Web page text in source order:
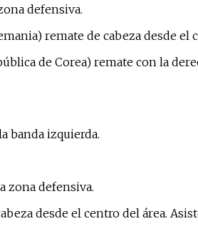
defensiva.
remate de cabeza desde el
de Corea) remate con la
banda izquierda.
zona defensiva.
desde el centro del área.